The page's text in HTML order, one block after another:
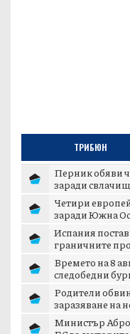
ТРИБЮН
Перник обяви
заради
Четири
заради Южна
Испания
граничните
Времето на 8
следобедни
Родители
заразяване на
Министър